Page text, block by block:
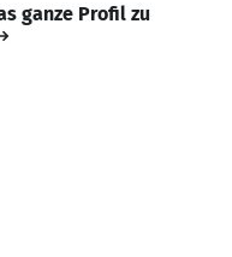
ganze Profil zu